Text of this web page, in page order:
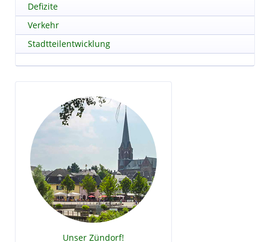
Defizite
Verkehr
Stadtteilentwicklung
Unser Zündorf!